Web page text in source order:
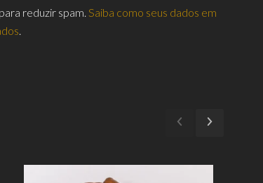
reduzir spam.Saiba como seus dados em
.